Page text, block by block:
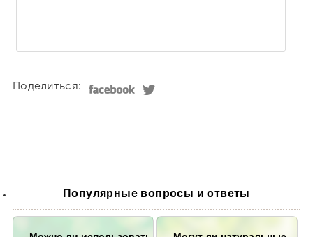
консистенція
Мені подобається
Жоден продукт мене ще не
від цього виробника
Антоніна Тронь
Поделиться:
Популярные вопросы и ответы